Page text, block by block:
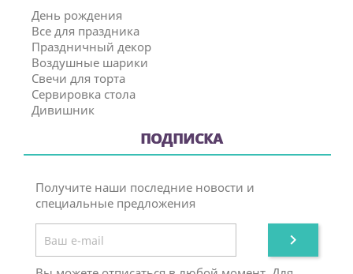
День рождения
Все для праздника
Праздничный декор
Воздушные шарики
Свечи для торта
Сервировка стола
Дивишник
ПОДПИСКА
Получите наши последние новости и
специальные предложения
